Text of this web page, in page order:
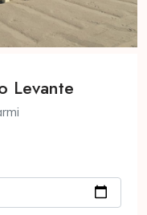
Levante